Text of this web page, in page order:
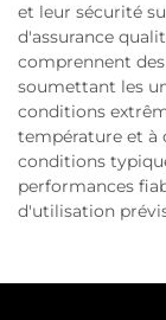
et leur sécurité
d'assurance
comprennent
soumettant les
conditions
température et à
conditions
performances
d'utilisation